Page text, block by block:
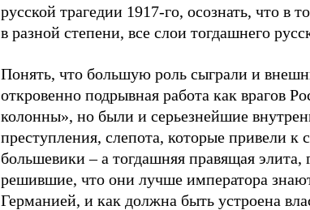
русской трагедии 1917-го, осознать, что в
в разной степени, все слои тогдашнего
Понять, что большую роль сыграли и
откровенно подрывная работа как врагов
колонны», но были и серьезнейшие
преступления, слепота, которые привели к
большевики – а тогдашняя правящая
решившие, что они лучше императора
Германией, и как должна быть устроена